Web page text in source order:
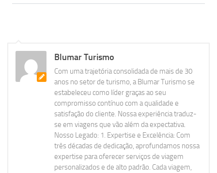
Blumar Turismo
Com uma trajetória consolidada de mais de 30
anos no setor de turismo, a Blumar Turismo se
estabeleceu como líder graças ao seu
compromisso contínuo com a qualidade e
satisfação do cliente. Nossa experiência traduz-
se em viagens que vão além da expectativa.
Nosso Legado: 1. Expertise e Excelência: Com
três décadas de dedicação, aprofundamos nossa
expertise para oferecer serviços de viagem
personalizados e de alto padrão. Cada viagem,